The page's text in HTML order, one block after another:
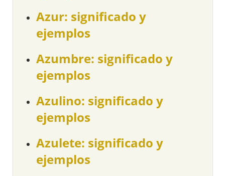
Azur: significado y
ejemplos
Azumbre: significado y
ejemplos
Azulino: significado y
ejemplos
Azulete: significado y
ejemplos